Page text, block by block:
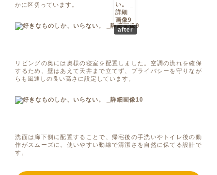
かに区切っています。
after
リビングの奥には奥様の寝室を配置しました。空調の流れを確保
するため、壁はあえて天井まで立てず、プライバシーを守りなが
らも風通しの良い高さに設定しています。
洗面は廊下側に配置することで、帰宅後の手洗いやトイレ後の動
作がスムーズに。使いやすい動線で清潔さを自然に保てる設計で
す。